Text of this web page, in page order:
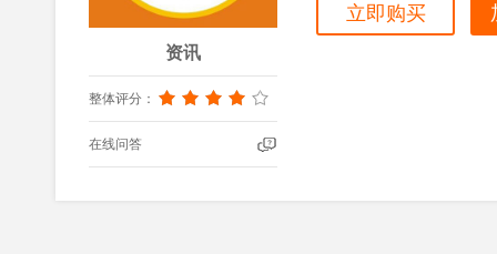
资讯
整体评分：
在线问答
立即购买